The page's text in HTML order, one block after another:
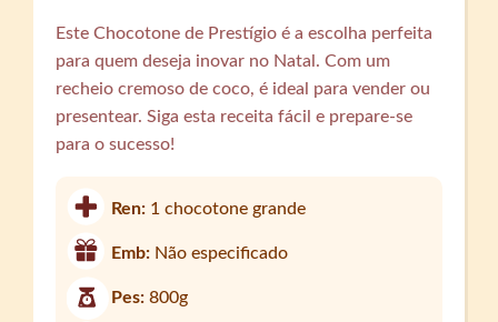
Este Chocotone de Prestígio é a escolha perfeita
para quem deseja inovar no Natal. Com um
recheio cremoso de coco, é ideal para vender ou
presentear. Siga esta receita fácil e prepare-se
para o sucesso!
Ren: 1 chocotone grande
Emb: Não especificado
Pes:800g